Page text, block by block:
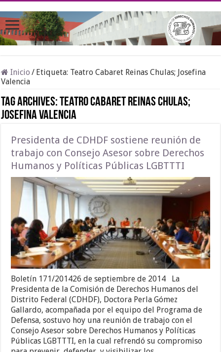
Inicio / Etiqueta: Teatro Cabaret Reinas Chulas; Josefina
Valencia
Tag Archives:Teatro Cabaret Reinas Chulas;
Josefina Valencia
Presidenta de CDHDF sostiene reunión de
trabajo con Consejo Asesor sobre Derechos
Humanos y Políticas Públicas LGBTTTI
Boletín 171/201426 de septiembre de 2014 La
Presidenta de la Comisión de Derechos Humanos del
Distrito Federal (CDHDF), Doctora Perla Gómez
Gallardo, acompañada por el equipo del Programa de
Defensa, sostuvo hoy una reunión de trabajo con el
Consejo Asesor sobre Derechos Humanos y Políticas
Públicas LGBTTTI, en la cual refrendó su compromiso